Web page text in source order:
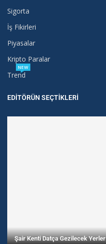
Sigorta
İş Fikirleri
Piyasalar
Kripto Paralar
Trend
NEW
EDITÖRÜN SEÇTIKLERI
Şair Kenti Datça Gezilecek Yerler